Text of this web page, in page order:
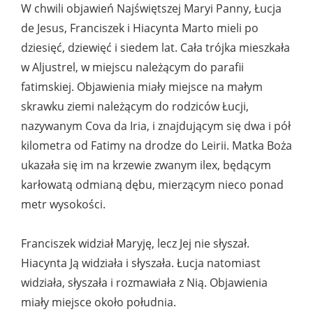
W chwili objawień Najświętszej Maryi Panny, Łucja
de Jesus, Franciszek i Hiacynta Marto mieli po
dziesięć, dziewięć i siedem lat. Cała trójka mieszkała
w Aljustrel, w miejscu należącym do parafii
fatimskiej. Objawienia miały miejsce na małym
skrawku ziemi należącym do rodziców Łucji,
nazywanym Cova da Iria, i znajdującym się dwa i pół
kilometra od Fatimy na drodze do Leirii. Matka Boża
ukazała się im na krzewie zwanym ilex, będącym
karłowatą odmianą dębu, mierzącym nieco ponad
metr wysokości.
Franciszek widział Maryję, lecz Jej nie słyszał.
Hiacynta Ją widziała i słyszała. Łucja natomiast
widziała, słyszała i rozmawiała z Nią. Objawienia
miały miejsce około południa.